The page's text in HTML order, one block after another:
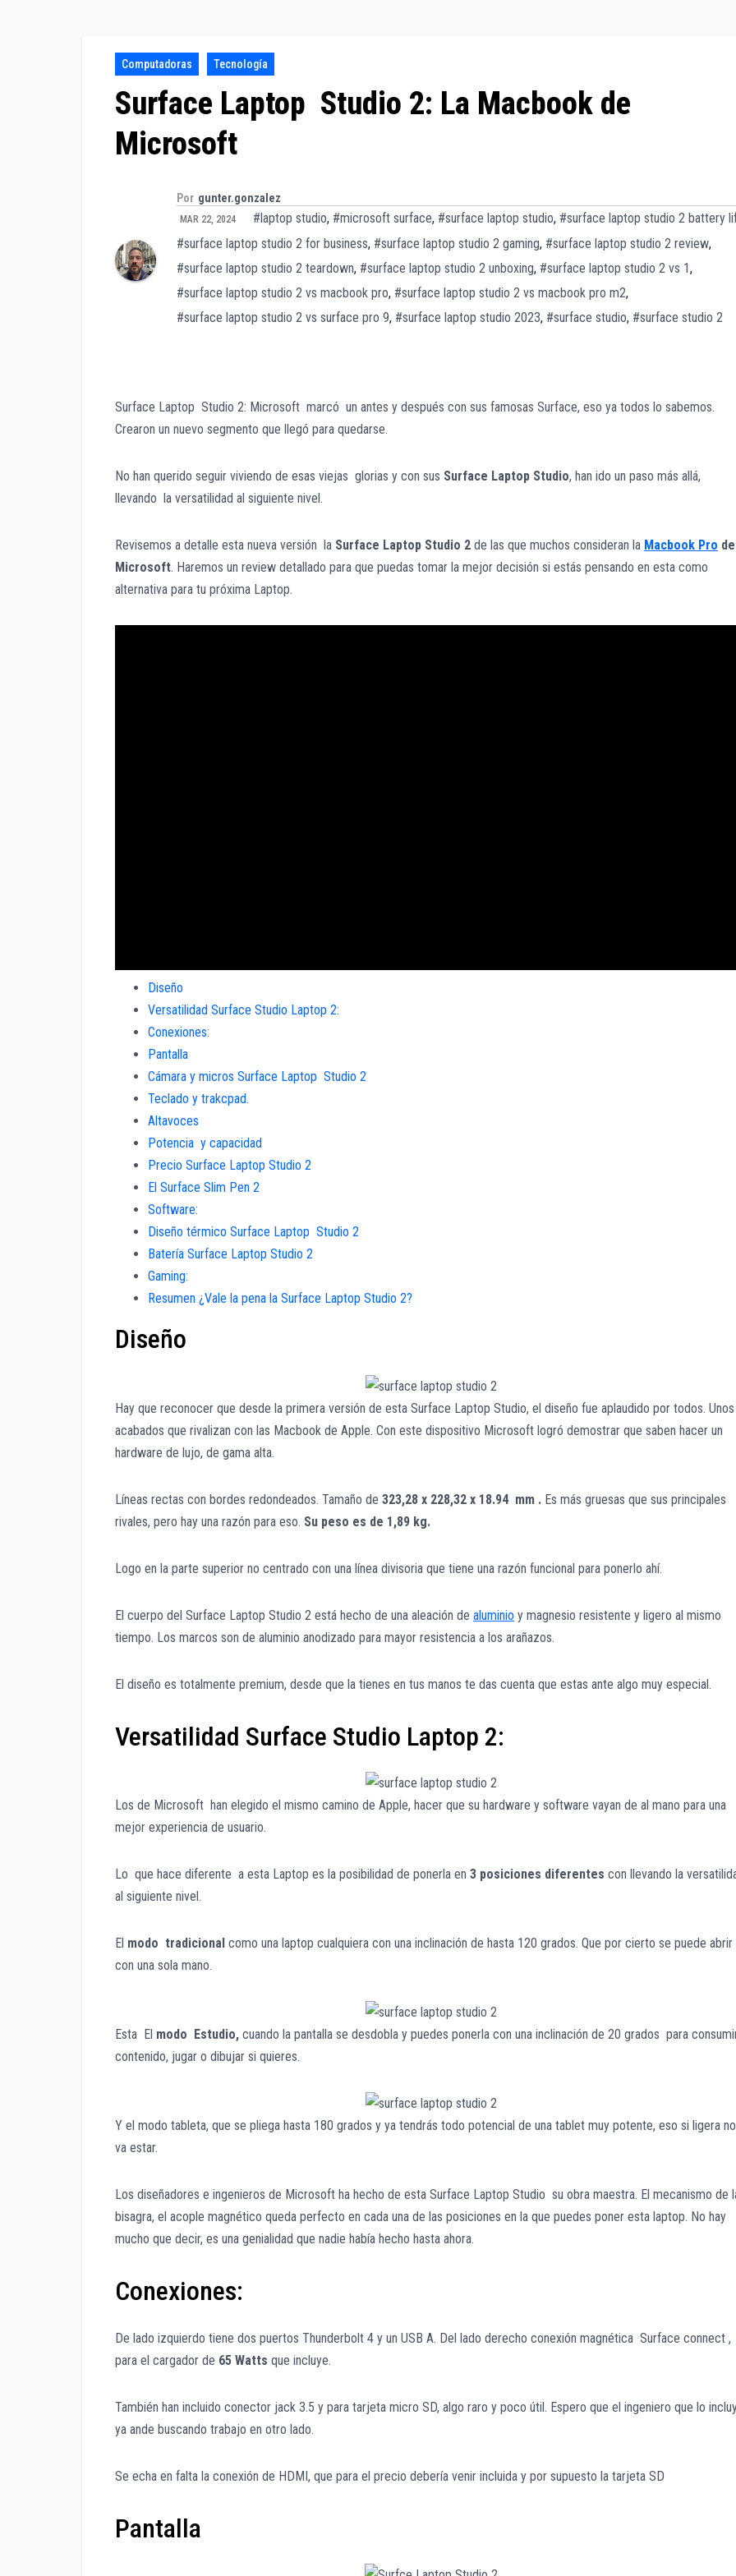
Computadoras Tecnología
Surface Laptop Studio 2: La Macbook de
Microsoft
Por gunter.gonzalez
MAR 22, 2024 #laptop studio, #microsoft surface, #surface laptop studio, #surface laptop studio 2 battery
#surface laptop studio 2 for business, #surface laptop studio 2 gaming, #surface laptop studio 2 review,
#surface laptop studio 2 teardown, #surface laptop studio 2 unboxing, #surface laptop studio 2 vs 1,
#surface laptop studio 2 vs macbook pro, #surface laptop studio 2 vs macbook pro m2,
#surface laptop studio 2 vs surface pro 9, #surface laptop studio 2023, #surface studio, #surface studio 2
Surface Laptop Studio 2: Microsoft marcó un antes y después con sus famosas Surface, eso ya todos lo sabemos.
Crearon un nuevo segmento que llegó para quedarse.
No han querido seguir viviendo de esas viejas glorias y con sus Surface Laptop Studio, han ido un paso más allá,
llevando la versatilidad al siguiente nivel.
Revisemos a detalle esta nueva versión la Surface Laptop Studio 2 de las que muchos consideran la Macbook Pro de
Microsoft. Haremos un review detallado para que puedas tomar la mejor decisión si estás pensando en esta como
alternativa para tu próxima Laptop.
Diseño
Versatilidad Surface Studio Laptop 2:
Conexiones:
Pantalla
Cámara y micros Surface Laptop Studio 2
Teclado y trakcpad.
Altavoces
Potencia y capacidad
Precio Surface Laptop Studio 2
El Surface Slim Pen 2
Software:
Diseño térmico Surface Laptop Studio 2
Batería Surface Laptop Studio 2
Gaming:
Resumen ¿Vale la pena la Surface Laptop Studio 2?
Diseño
Hay que reconocer que desde la primera versión de esta Surface Laptop Studio, el diseño fue aplaudido por todos. Unos
acabados que rivalizan con las Macbook de Apple. Con este dispositivo Microsoft logró demostrar que saben hacer un
hardware de lujo, de gama alta.
Líneas rectas con bordes redondeados. Tamaño de 323,28 x 228,32 x 18.94 mm . Es más gruesas que sus principales
rivales, pero hay una razón para eso. Su peso es de 1,89 kg.
Logo en la parte superior no centrado con una línea divisoria que tiene una razón funcional para ponerlo ahí.
El cuerpo del Surface Laptop Studio 2 está hecho de una aleación de aluminio y magnesio resistente y ligero al mismo
tiempo. Los marcos son de aluminio anodizado para mayor resistencia a los arañazos.
El diseño es totalmente premium, desde que la tienes en tus manos te das cuenta que estas ante algo muy especial.
Versatilidad Surface Studio Laptop 2:
Los de Microsoft han elegido el mismo camino de Apple, hacer que su hardware y software vayan de al mano para una
mejor experiencia de usuario.
Lo que hace diferente a esta Laptop es la posibilidad de ponerla en 3 posiciones diferentes con llevando la
al siguiente nivel.
El modo tradicional como una laptop cualquiera con una inclinación de hasta 120 grados. Que por cierto se puede abrir
con una sola mano.
Esta El modo Estudio, cuando la pantalla se desdobla y puedes ponerla con una inclinación de 20 grados para
contenido, jugar o dibujar si quieres.
Y el modo tableta, que se pliega hasta 180 grados y ya tendrás todo potencial de una tablet muy potente, eso si ligera no
va estar.
Los diseñadores e ingenieros de Microsoft ha hecho de esta Surface Laptop Studio su obra maestra. El mecanismo de
bisagra, el acople magnético queda perfecto en cada una de las posiciones en la que puedes poner esta laptop. No hay
mucho que decir, es una genialidad que nadie había hecho hasta ahora.
Conexiones:
De lado izquierdo tiene dos puertos Thunderbolt 4 y un USB A. Del lado derecho conexión magnética Surface connect ,
para el cargador de 65 Watts que incluye.
También han incluido conector jack 3.5 y para tarjeta micro SD, algo raro y poco útil. Espero que el ingeniero que lo
ya ande buscando trabajo en otro lado.
Se echa en falta la conexión de HDMI, que para el precio debería venir incluida y por supuesto la tarjeta SD
Pantalla